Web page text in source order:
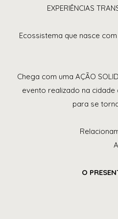
EXPERIÊNCIAS
Ecossistema que nasce com
Chega com uma AÇÃO
evento realizado na cidade
para se
O